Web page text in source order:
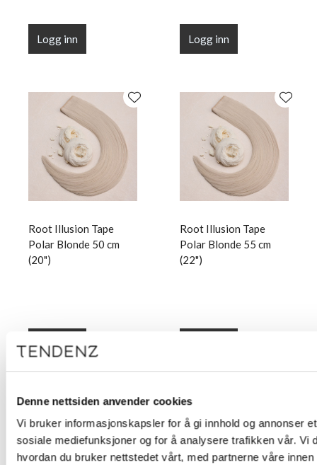
Denne nettsiden anvender cookies
Vi bruker informasjonskapsler for å gi innhold og annonser
sosiale mediefunksjoner og for å analysere trafikken vår. Vi
hvordan du bruker nettstedet vårt, med partnerne våre
Logg inn Logg inn
Root Illusion Tape
Polar Blonde 50 cm
(20")
Logg inn
Root Illusion Tape
Polar Blonde 55 cm
(22")